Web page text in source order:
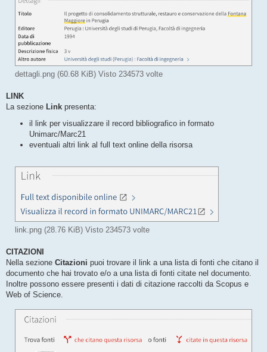
dettagli.png (60.68 KiB) Visto 234573 volte
LINK
La sezione Link presenta:
il link per visualizzare il record bibliografico in formato
Unimarc/Marc21
eventuali altri link al full text online della risorsa
link.png (28.76 KiB) Visto 234573 volte
CITAZIONI
Nella sezione Citazioni puoi trovare il link a una lista di fonti che citano il
documento che hai trovato e/o a una lista di fonti citate nel documento.
Inoltre possono essere presenti i dati di citazione raccolti da Scopus e
Web of Science.